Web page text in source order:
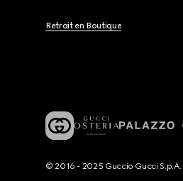
Retrait en Boutique
© 2016 - 2025 Guccio Gucci